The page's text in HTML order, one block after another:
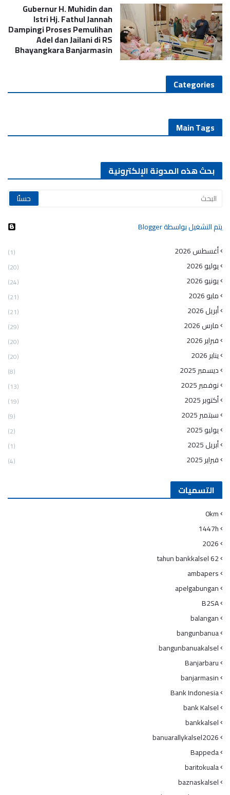
Gubernur H. Muhidin dan
Istri Hj. Fathul Jannah
Dampingi Proses Pemulihan
Adel dan Jailani di RS
Bhayangkara Banjarmasin
Categories
Main Tags
بحث هذه المدونة الإلكترونية
‏يتم التشغيل بواسطة Blogger
أغسطس 2026
(1)
يوليو 2026 (20)
يونيو 2026 (24)
مايو 2026 (21)
أبريل 2026 (21)
مارس 2026 (29)
فبراير 2026 (20)
يناير 2026 (20)
ديسمبر 2025 (8)
نوفمبر 2025 (13)
أكتوبر 2025 (19)
سبتمبر 2025 (9)
يوليو 2025 (2)
أبريل 2025 (1)
فبراير 2025 (4)
التسميات
0km
1447h
2026
62 tahun bankkalsel
ambapers
apelgabungan
B2SA
balangan
bangunbanua
bangunbanuakalsel
Banjarbaru
banjarmasin
Bank Indonesia
bank Kalsel
bankkalsel
banuarallykalsel2026
Bappeda
baritokuala
baznaskalsel